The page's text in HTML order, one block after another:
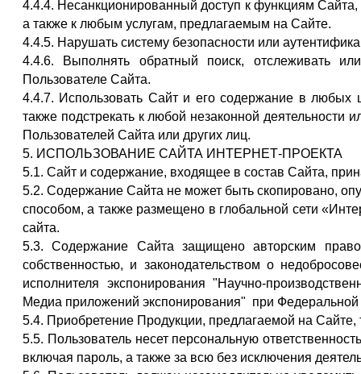
4.4.4. Несанкционированный доступ к функциям
а также к любым услугам, предлагаемым на Сайте.
4.4.5. Нарушать систему безопасности или
4.4.6. Выполнять обратный поиск, отслеживать
Пользователе Сайта.
4.4.7. Использовать Сайт и его содержание в любых
также подстрекать к любой незаконной
Пользователей Сайта или других лиц.
5. ИСПОЛЬЗОВАНИЕ САЙТА ИНТЕРНЕТ-ПРОЕКТА
5.1. Сайт и содержание, входящее в состав Сайта,
5.2. Содержание Сайта не может быть скопировано,
способом, а также размещено в глобальной сети
сайта.
5.3. Содержание Сайта защищено авторским
собственностью, и законодательством о
исполнителя экспонирования "Научно-
Медиа приложений экспонирования" при
5.4. Приобретение Продукции, предлагаемой на Сайте,
5.5. Пользователь несет персональную
включая пароль, а также за всю без исключения